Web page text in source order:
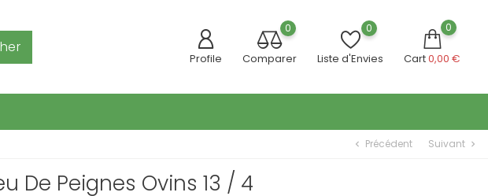
Profile
0
Comparer
0
Liste d'Envies
0
Cart0,00 €
chevron_left Précédent Suivant chevron_right
De Peignes Ovins 13 / 4